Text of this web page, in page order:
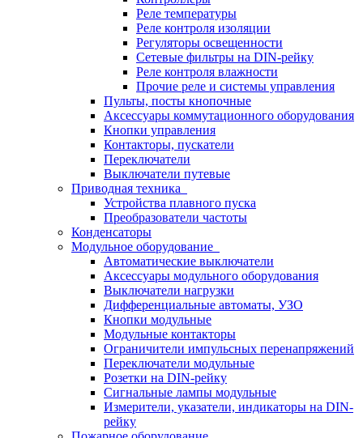
Реле температуры
Реле контроля изоляции
Регуляторы освещенности
Сетевые фильтры на DIN-рейку
Реле контроля влажности
Прочие реле и системы управления
Пульты, посты кнопочные
Аксессуары коммутационного оборудования
Кнопки управления
Контакторы, пускатели
Переключатели
Выключатели путевые
Приводная техника
Устройства плавного пуска
Преобразователи частоты
Конденсаторы
Модульное оборудование
Автоматические выключатели
Аксессуары модульного оборудования
Выключатели нагрузки
Дифференциальные автоматы, УЗО
Кнопки модульные
Модульные контакторы
Ограничители импульсных перенапряжений
Переключатели модульные
Розетки на DIN-рейку
Сигнальные лампы модульные
Измерители, указатели, индикаторы на DIN-
рейку